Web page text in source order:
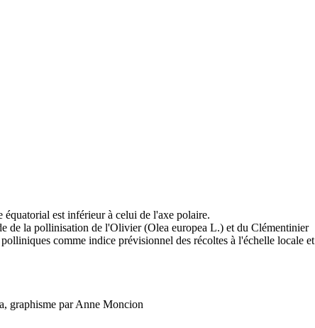
est inférieur à celui de l'axe polaire.
de la pollinisation de l'Olivier (Olea europea L.) et du Clémentinier
comme indice prévisionnel des récoltes à l'échelle locale et
graphisme par Anne Moncion